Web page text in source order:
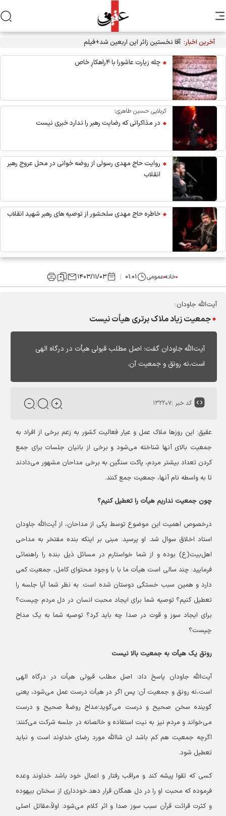
آخرین اخبار: آقا نخستین زائر این اربعین شد+فیلم
چله زیارت عاشورا با ۴راهکارِ خاص
کربلایی حسین طاهری:
در مذاکراتی که رضایت رهبر را ندارد خبری نیست
روایت حاج مهدی رسولی از روضه خوانی در محل عروج رهبر
انقلاب
خاطره حاج مهدی سلحشور از توصیه های رهبر شهید انقلاب
خانهعمومی ۰۱:۰۱ ۱۴۰۳/۱۱/۰۳
آیت‌الله جاودان:
جمعیت زیاد ملاک برتری هیأت نیست
آیت‌الله جاودان گفت: اصل مطلب قبولی هیأت در درگاه الهی
است،نه رونق و جمعیت آن.
کد خبر :۱۳۲۲۰۷
عقیق:این روزها ملاک عمل و عیار فعالیت کشور به زعم برخی از افراد به
جمعیت بالای آنها شناخته می‌شود و برخی از بانیان جلسات برای جمع
کردن تعداد بیشتر مردم، پاکت سنگین به برخی مداحان مشهور می‌دادند
تا به واسطه نام آنها، جمعیت جمع‌ کنند.
چون جمعیت نداریم هیأت را تعطیل کنیم؟
درخصوص اهمیت این موضوع توسط یکی از مداحان، از آیت‌الله جاودان
استاد اخلاق سوال شد. او پرسید: مبنی بر اینکه بنده مفتخر به مداحی
اهل‌بیت(ع) بوده و از شما خواستارم در مسائل ذیل بنده را راهنمائی
فرمایید: چند سالی است هیأت ما با با وجود محتوای کامل، جمعیت کمی
دارد و همین سبب خستگی دوستان شده است. به نظر شما آیا جلسه را
تعطیل کنیم؟ توصیه شما برای ایجاد محبت انسان در دل مردم چیست؟
برای ایجاد سوز و قوت در صدا چه باید کرد؟ توصیه شما به یک مداح
چیست؟
رونق یک هیأت به جمعیت بالا نیست
آیت‌الله جاودان پاسخ داد: اصل مطلب قبولی هیأت در درگاه الهی
است،نه رونق و جمعیت آن؛ پس اگر در هیأت درست عمل می‌شود، یعنی
گوینده سخن صحیح و درست می‌گوید؛مداح روضهٔ صحیح و درست
می‌خواند و مردم نیز به نیت استفاده و خالصانه در جلسه شرکت می‌کنند؛
اگرچه جمعیت هم کم باشد ان شاالله مورد رضای خداوند است و نباید
تعطیل شود.
کسی که تقوا پیشه کند و مراقب رفتار و اعمال خود باشد خداوند وعده
فرموده که محبت او را در دل همگان قرار دهد.خودداری از سخنان بیهوده
و کثرت قرائت قرآن سبب سوز صدا و اثر کلام می‌شود. اولاً،مقاتل اصلی